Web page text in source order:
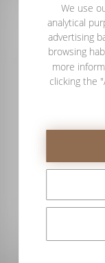
secreto deWe use
analytical
advertising
browsing
more
clicking the